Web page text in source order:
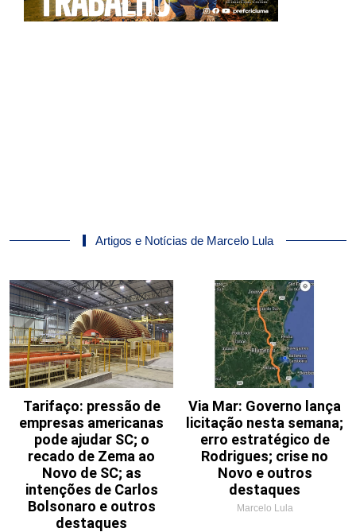
Artigos e Notícias de Marcelo Lula
Tarifaço: pressão de
empresas americanas
pode ajudar SC; o
recado de Zema ao
Novo de SC; as
intenções de Carlos
Bolsonaro e outros
destaques
Via Mar: Governo lança
licitação nesta semana;
erro estratégico de
Rodrigues; crise no
Novo e outros
destaques
Marcelo Lula